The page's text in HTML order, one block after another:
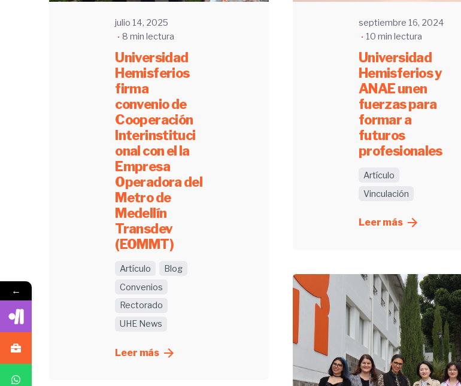
julio 14, 2025
8 min lectura
Universidad
Hemisferios
firma
convenio de
Cooperación
Interinstituci
onal con el la
Empresa
Operadora del
Metro de
Medellín
Transdev
(EOMMT)
Artículo
Blog
Convenios
Rectorado
UHE News
Leer más
septiembre 16, 2024
10 min lectura
Universidad
Hemisferios y
ANAE unen
fuerzas para
formar a
futuros
profesionales
Artículo
Vinculación
Leer más
←